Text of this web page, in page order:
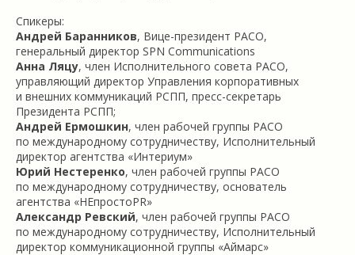
Спикеры:
Андрей Баранников, Вице-президент РАСО,
генеральный директор SPN Communications
Анна Ляцу, член Исполнительного совета РАСО,
управляющий директор Управления корпоративных
и внешних коммуникаций РСПП, пресс-секретарь
Президента РСПП;
Андрей Ермошкин, член рабочей группы РАСО
по международному сотрудничеству, Исполнительный
директор агентства «Интериум»
Юрий Нестеренко, член рабочей группы РАСО
по международному сотрудничеству, основатель
агентства «НЕпростоPR»
Александр Ревский, член рабочей группы РАСО
по международному сотрудничеству, Исполнительный
директор коммуникационной группы «Аймарс»